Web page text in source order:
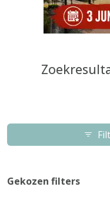
Gekozen filters